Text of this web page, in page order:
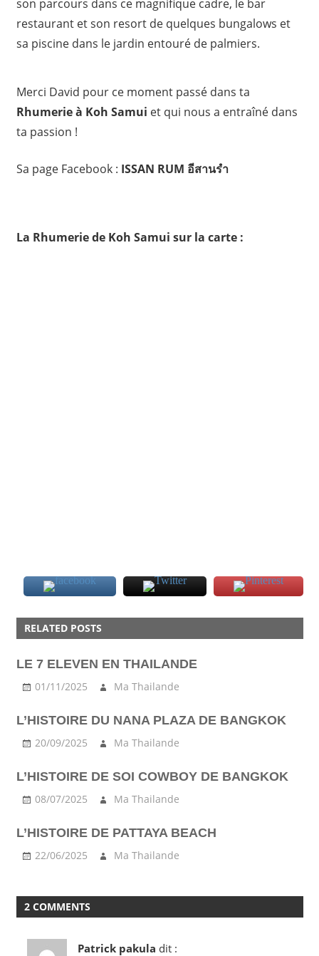
son parcours dans ce magnifique cadre, le bar
restaurant et son resort de quelques bungalows et
sa piscine dans le jardin entouré de palmiers.
Merci David pour ce moment passé dans ta
Rhumerie à Koh Samui et qui nous a entraîné dans
ta passion !
Sa page Facebook : ISSAN RUM อีสานรำ
La Rhumerie de Koh Samui sur la carte :
ISAN
MARKET
NIGHTLIFE
SHOP
VISITE
RELATED POSTS
LE 7 ELEVEN EN THAILANDE
01/11/2025 Ma Thailande
L’HISTOIRE DU NANA PLAZA DE BANGKOK
20/09/2025 Ma Thailande
L’HISTOIRE DE SOI COWBOY DE BANGKOK
08/07/2025 Ma Thailande
L’HISTOIRE DE PATTAYA BEACH
22/06/2025 Ma Thailande
2 COMMENTS
Patrick pakula dit :